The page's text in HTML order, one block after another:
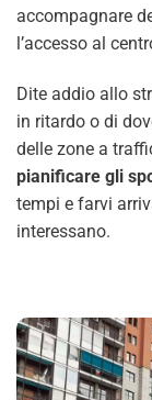
accompagnare
l’accesso al
Dite addio allo
in ritardo o di
delle zone a
pianificare gli
tempi e farvi
interessano.